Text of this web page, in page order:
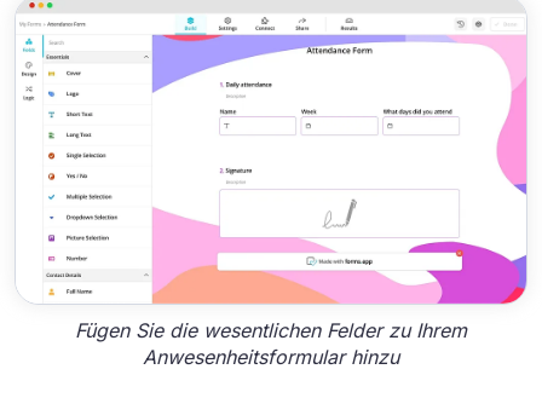
Fügen Sie die wesentlichen Felder zu Ihrem
Anwesenheitsformular hinzu